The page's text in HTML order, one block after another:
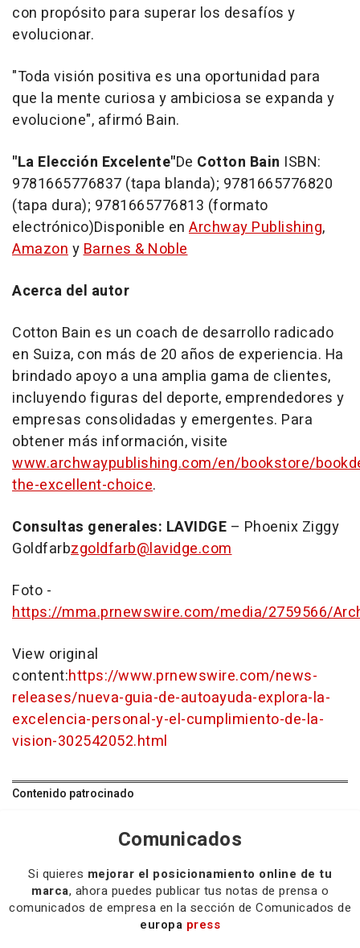
con propósito para superar los desafíos y
evolucionar.
"Toda visión positiva es una oportunidad para
que la mente curiosa y ambiciosa se expanda y
evolucione", afirmó Bain.
"La Elección Excelente"De Cotton Bain ISBN:
9781665776837 (tapa blanda); 9781665776820
(tapa dura); 9781665776813 (formato
electrónico)Disponible en Archway Publishing,
AmazonyBarnes & Noble
Acerca del autor
Cotton Bain es un coach de desarrollo radicado
en Suiza, con más de 20 años de experiencia. Ha
brindado apoyo a una amplia gama de clientes,
incluyendo figuras del deporte, emprendedores y
empresas consolidadas y emergentes. Para
obtener más información, visite
www.archwaypublishing.com/en/bookstore/
the-excellent-choice.
Consultas generales: LAVIDGE – Phoenix Ziggy
Goldfarbzgoldfarb@lavidge.com
Foto -
https://mma.prnewswire.com/media/2759566/
View original
content:https://www.prnewswire.com/news-
releases/nueva-guia-de-autoayuda-explora-la-
excelencia-personal-y-el-cumplimiento-de-la-
vision-302542052.html
Contenido patrocinado
Comunicados
Si quieres mejorar el posicionamiento online de tu
marca, ahora puedes publicar tus notas de prensa o
comunicados de empresa en la sección de Comunicados de
europa press